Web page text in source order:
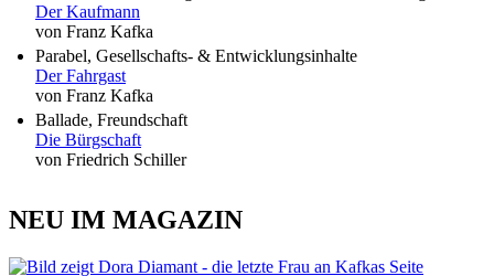
Der Kaufmann
von Franz Kafka
Parabel, Gesellschafts- & Entwicklungsinhalte
Der Fahrgast
von Franz Kafka
Ballade, Freundschaft
Die Bürgschaft
von Friedrich Schiller
NEU IM MAGAZIN